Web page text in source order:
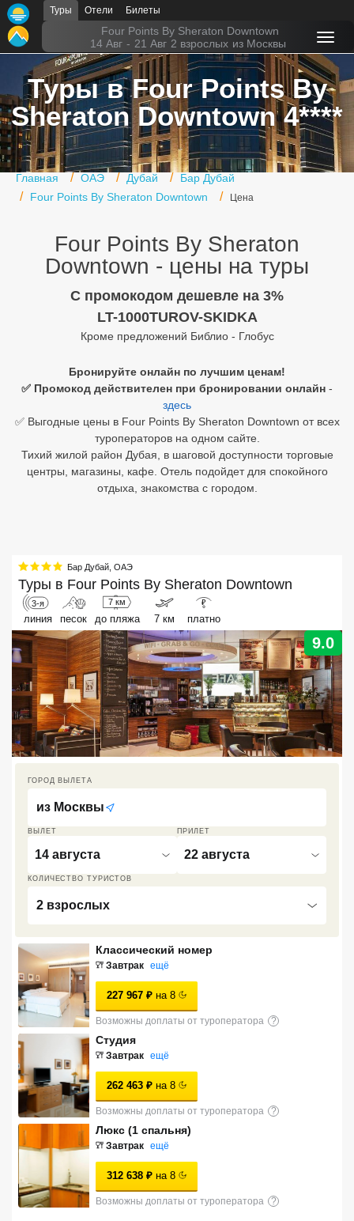
Туры Отели Билеты
Four Points By Sheraton Downtown
14 Авг - 21 Авг 2 взрослых из Москвы
Туры в Four Points By
Sheraton Downtown 4****
Главная ОАЭ Дубай
Бар Дубай
Four Points By Sheraton Downtown
Цена
Four Points By Sheraton
Downtown - цены на туры
C промокодом дешевле на 3%
LT-1000TUROV-SKIDKA
Кроме предложений Библио - Глобус
Бронируйте онлайн по лучшим ценам!
✅ Промокод действителен при бронировании онлайн -
здесь
✅ Выгодные цены в Four Points By Sheraton Downtown от всех
туроператоров на одном сайте.
Тихий жилой район Дубая, в шаговой доступности торговые
центры, магазины, кафе. Отель подойдет для спокойного
отдыха, знакомства с городом.
Бар Дубай ОАЭ
Туры в Four Points By Sheraton Downtown
3-я
линия песок
7 км
до пляжа 7 км
₽
платно
9.0
ВЫЛЕТ
14 августа
ПРИЛЕТ
22 августа
КОЛИЧЕСТВО ТУРИСТОВ
2 взрослых
ГОРОД ВЫЛЕТА
из Москвы
Классический номер
Завтрак ещё
227 967 ₽ на 8
Возможны доплаты от туроператора ?
Студия
Завтрак ещё
262 463 ₽ на 8
Возможны доплаты от туроператора ?
Люкс (1 спальня)
Завтрак ещё
312 638 ₽ на 8
Возможны доплаты от туроператора ?
Главная
Горящие туры
Туры в Турцию
Туры в Египет
Туры в ОАЭ
Офис г. Москва
Подборки отелей
Египет
Куба
Бали
Северный Гоа
Южный Гоа
Занзибар
Абхазия
Большой Сочи
Кав Мин Воды
ТОП 10 лучших отелей 5*
ТОП 10 недорогих отелей
Недорогие отели 4*
звезды
Лучшие отели 3* звезды
Недорогие отели 3*
Сетевые отели Турции
Сетевые отели Египта
Сетевые отели ОАЭ
Сетевые отели Таиланда